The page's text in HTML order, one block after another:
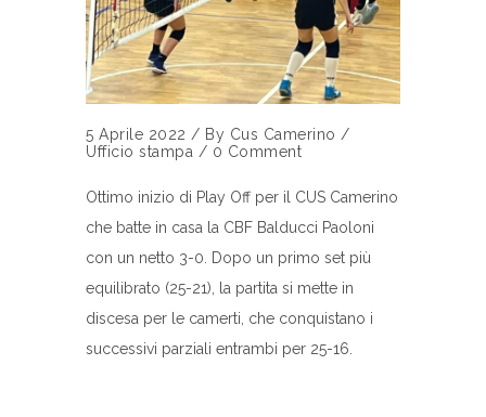
5 Aprile 2022 / By Cus Camerino /
Ufficio stampa / 0 Comment
Ottimo inizio di Play Off per il CUS Camerino
che batte in casa la CBF Balducci Paoloni
con un netto 3-0. Dopo un primo set più
equilibrato (25-21), la partita si mette in
discesa per le camerti, che conquistano i
successivi parziali entrambi per 25-16.